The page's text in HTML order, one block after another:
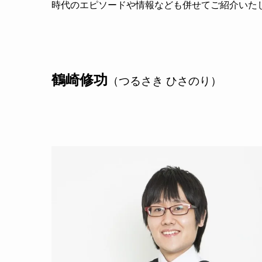
時代のエピソードや情報なども併せてご紹介いた
鶴崎修功 （つるさき ひさのり）